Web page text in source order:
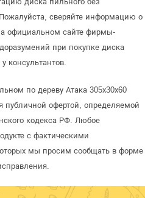
сверяйте информацию о
официальном сайте фирмы-
при покупке диска
консультантов.
по дереву Атака 305х30х60
публичной офертой, определяемой
кодекса РФ. Любое
с фактическими
мы просим сообщать в форме